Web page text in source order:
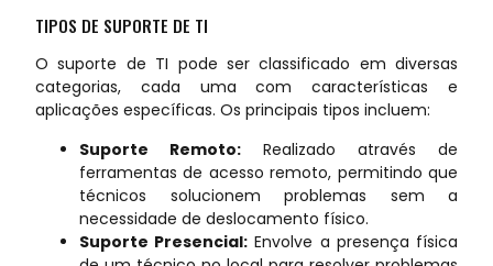
TIPOS DE SUPORTE DE TI
O suporte de TI pode ser classificado em diversas
categorias, cada uma com características e
aplicações específicas. Os principais tipos incluem:
Suporte Remoto: Realizado através de
ferramentas de acesso remoto, permitindo que
técnicos solucionem problemas sem a
necessidade de deslocamento físico.
Suporte Presencial: Envolve a presença física